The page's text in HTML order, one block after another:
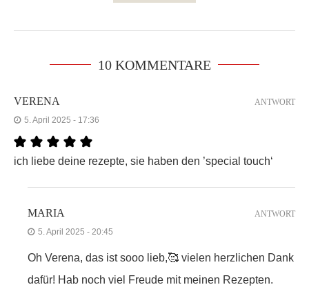
10 KOMMENTARE
VERENA
5. April 2025 - 17:36
ich liebe deine rezepte, sie haben den ’special touch‘
ANTWORT
MARIA
5. April 2025 - 20:45
Oh Verena, das ist sooo lieb,🥰 vielen herzlichen Dank
dafür! Hab noch viel Freude mit meinen Rezepten.
ANTWORT